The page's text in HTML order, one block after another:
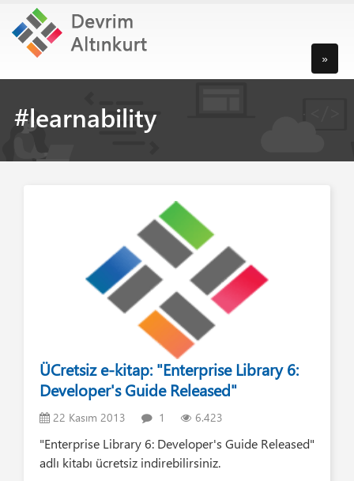
»
#learnability
ÜCretsiz e-kitap: "Enterprise Library 6:
Developer's Guide Released"
22 Kasım 2013 1 6.423
"Enterprise Library 6: Developer's Guide Released"
adlı kitabı ücretsiz indirebilirsiniz.